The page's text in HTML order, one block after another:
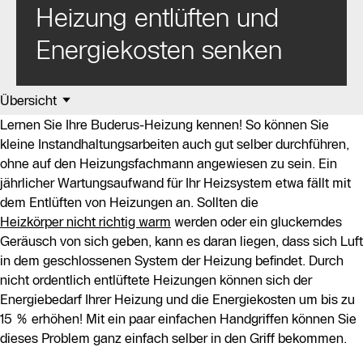
Heizung entlüften und
Energiekosten senken
Übersicht
Lernen Sie Ihre Buderus-Heizung kennen! So können Sie
kleine Instandhaltungsarbeiten auch gut selber durchführen,
ohne auf den Heizungsfachmann angewiesen zu sein. Ein
jährlicher Wartungsaufwand für Ihr Heizsystem etwa fällt mit
dem Entlüften von Heizungen an. Sollten die
Heizkörper nicht richtig warm werden oder ein gluckerndes
Geräusch von sich geben, kann es daran liegen, dass sich Luft
in dem geschlossenen System der Heizung befindet. Durch
nicht ordentlich entlüftete Heizungen können sich der
Energiebedarf Ihrer Heizung und die Energiekosten um bis zu
15 % erhöhen! Mit ein paar einfachen Handgriffen können Sie
dieses Problem ganz einfach selber in den Griff bekommen.